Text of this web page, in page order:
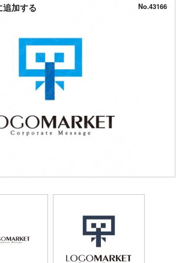
加する No.43166